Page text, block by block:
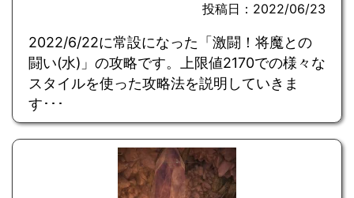
投稿日：2022/06/23
2022/6/22に常設になった「激闘！将魔との
闘い(水)」の攻略です。上限値2170での様々な
スタイルを使った攻略法を説明していきま
す･･･